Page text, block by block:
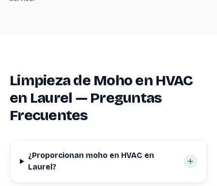
Limpieza de Moho en HVAC
en Laurel — Preguntas
Frecuentes
¿Proporcionan moho en HVAC en
Laurel?